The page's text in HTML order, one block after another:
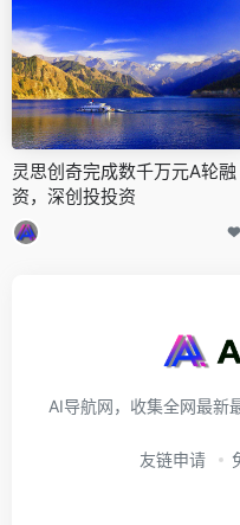
灵思创奇完成数千万元A轮融
资，深创投投资
AI导航网，收集全网最新
友链申请